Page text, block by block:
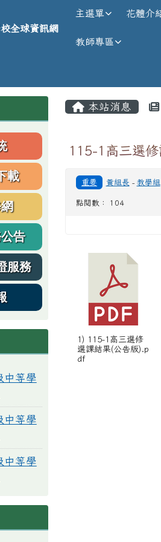
中等學校全球
全球資訊網
主選單 花體介
教師專區
載
告
服務
中等學
中等學
中等學
主內容區域
本站消息
115-1高三選
重要 黃組長 - 教學組
點閱數： 104
1) 115-1高三選修
選課結果(公告版).p
df